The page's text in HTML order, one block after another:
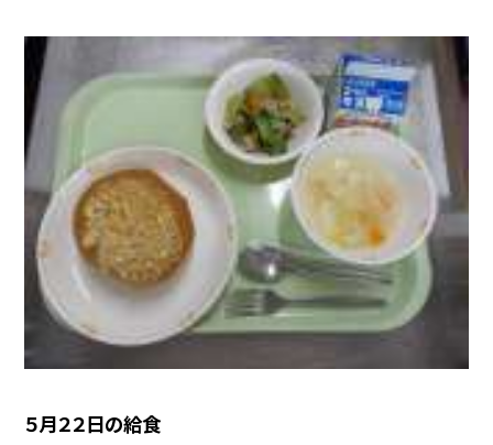
５月２２日の給食